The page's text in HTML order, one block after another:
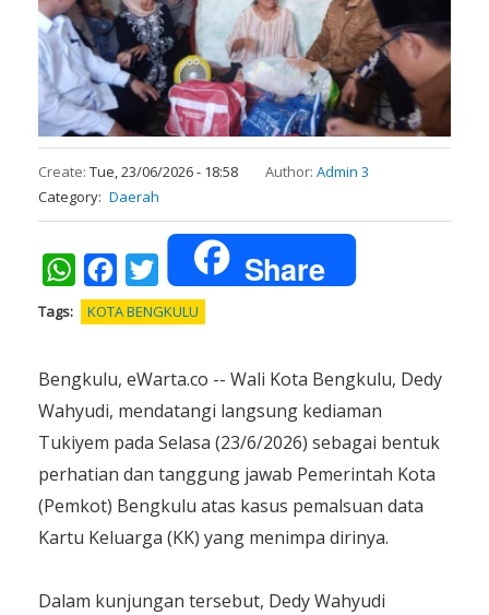
Create: Tue, 23/06/2026 - 18:58 Author: Admin 3
Category Daerah
WhatsAppFacebookTwitter Share
Tags KOTA BENGKULU
Bengkulu, eWarta.co -- Wali Kota Bengkulu, Dedy
Wahyudi, mendatangi langsung kediaman
Tukiyem pada Selasa (23/6/2026) sebagai bentuk
perhatian dan tanggung jawab Pemerintah Kota
(Pemkot) Bengkulu atas kasus pemalsuan data
Kartu Keluarga (KK) yang menimpa dirinya.
Dalam kunjungan tersebut, Dedy Wahyudi